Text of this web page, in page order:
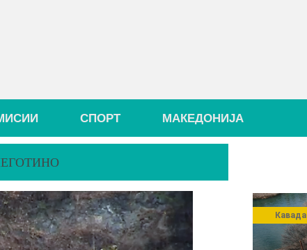
СПОРТ МАКЕДОНИЈА